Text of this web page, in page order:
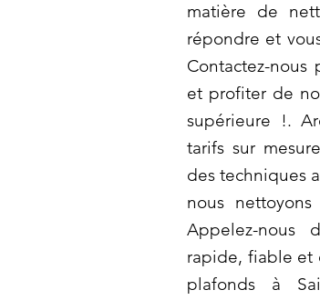
matière de
répondre et
Contactez-
et profiter de
supérieure !.
tarifs sur
des techniques
nous
Appelez-nous
rapide, fiable et
plafonds à